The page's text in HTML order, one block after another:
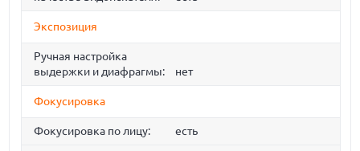
Экспозиция
Ручная настройка
выдержки и диафрагмы:
нет
Фокусировка
Фокусировка по лицу: есть